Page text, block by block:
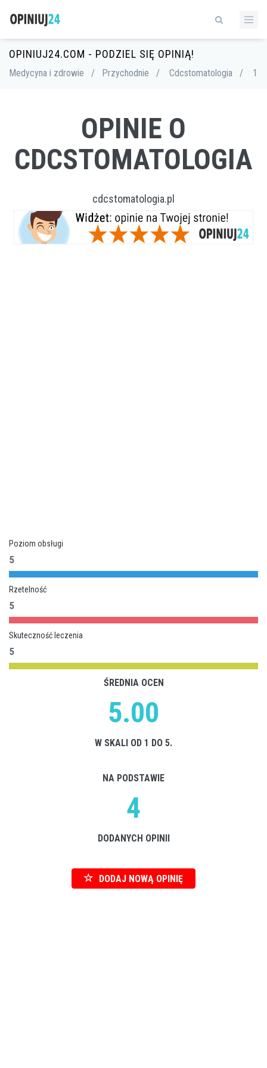
OPINIUJ24.COM - PODZIEL SIĘ OPINIĄ!
Medycyna i zdrowie / Przychodnie / Cdcstomatologia / 1
OPINIE O
CDCSTOMATOLOGIA
cdcstomatologia.pl
Poziom obsługi
5
Rzetelność
5
Skuteczność leczenia
5
ŚREDNIA OCEN
5.00
W SKALI OD 1 DO 5.
NA PODSTAWIE
4
DODANYCH OPINII
DODAJ NOWĄ OPINIĘ